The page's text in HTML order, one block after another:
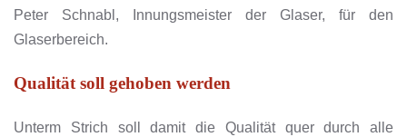
Peter Schnabl, Innungsmeister der Glaser, für den
Glaserbereich.
Qualität soll gehoben werden
Unterm Strich soll damit die Qualität quer durch alle